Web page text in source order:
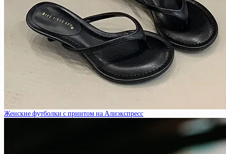
Женские футболки с принтом на Алиэкспресс